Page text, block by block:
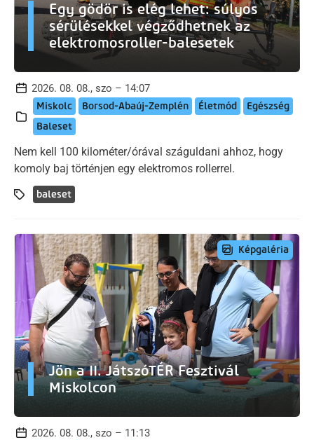
Egy gödör is elég lehet: súlyos
sérülésekkel végződhetnek az
elektromosroller-balesetek
2026. 08. 08., szo – 14:07
Miskolc Borsod-Abaúj-Zemplén Életmód
Egészség
Baleset
Nem kell 100 kilométer/órával száguldani ahhoz, hogy
komoly baj történjen egy elektromos rollerrel.
baleset
Képgaléria
Jön a II. JátszóTÉR Fesztivál
Miskolcon
2026. 08. 08., szo – 11:13